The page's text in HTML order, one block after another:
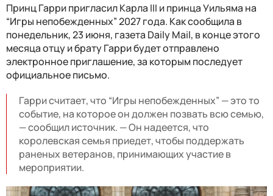
Принц Гарри пригласил Карла III и принца Уильяма на
“Игры непобежденных” 2027 года. Как сообщила в
понедельник, 23 июня, газета Daily Mail, в конце этого
месяца отцу и брату Гарри будет отправлено
электронное приглашение, за которым последует
официальное письмо.
Гарри считает, что “Игры непобежденных” — это то
событие, на которое он должен позвать всю семью,
— сообщил источник. — Он надеется, что
королевская семья приедет, чтобы поддержать
раненых ветеранов, принимающих участие в
мероприятии.